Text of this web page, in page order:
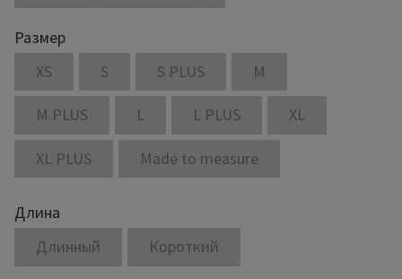
Размер
XS
S S PLUS M
M PLUS L L PLUS XL
XL PLUS Made to measure
Длина
Длинный
Короткий